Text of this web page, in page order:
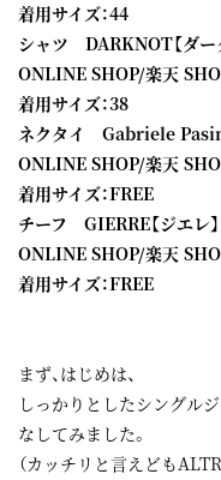
着用サイズ：44
シャツ DARKNOT【ダー
ONLINE SHOP/楽天
着用サイズ：38
ネクタイ Gabriele Pasini
ONLINE SHOP/楽天
着用サイズ：FREE
チーフ GIERRE【ジエレ】
ONLINE SHOP/楽天
着用サイズ：FREE
まず、はじめは、
しっかりとしたシングル
なしてみました。
（カッチリと言えども